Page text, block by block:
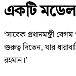
একটি
‘সাবেক প্রধানমন্ত্রী
গুরুত্ব দিতেন, যার
রহমান।’